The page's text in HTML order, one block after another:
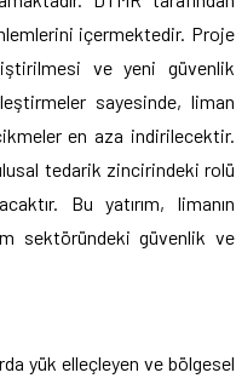
içermektedir. Proje
ve yeni güvenlik
sayesinde, liman
en aza indirilecektir.
tedarik zincirindeki rolü
Bu yatırım, limanın
sektöründeki güvenlik ve
yük elleçleyen ve bölgesel